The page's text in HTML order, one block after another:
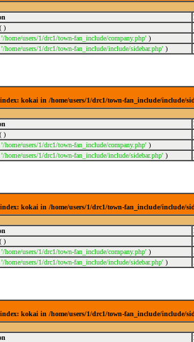
)
'/home/users/1/drc1/town-fan_include/company.php' )
'/home/users/1/drc1/town-fan_include/include/sidebar.php' )
kokai in /home/users/1/drc1/town-fan_include/include/
)
'/home/users/1/drc1/town-fan_include/company.php' )
'/home/users/1/drc1/town-fan_include/include/sidebar.php' )
kokai in /home/users/1/drc1/town-fan_include/include/
)
'/home/users/1/drc1/town-fan_include/company.php' )
'/home/users/1/drc1/town-fan_include/include/sidebar.php' )
kokai in /home/users/1/drc1/town-fan_include/include/